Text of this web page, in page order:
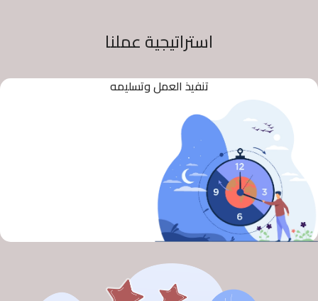
استراتيجية عملنا
تنفيذ العمل وتسليمه